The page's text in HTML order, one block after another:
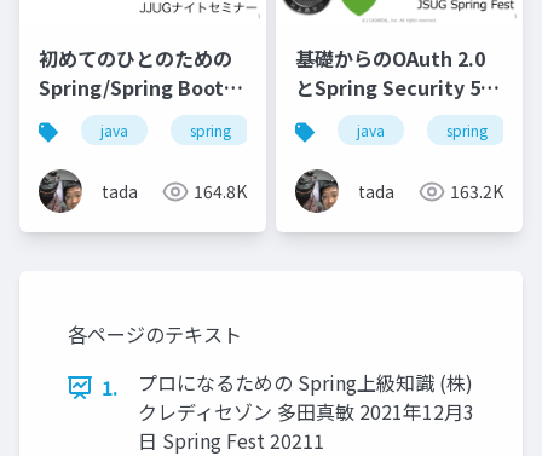
初めてのひとのための
Spring/Spring Boot
#jjug
java spring spring-boot
tada 164.8K
基礎からのOAuth 2.0
とSpring Security 5.1
による実装 #jsug
java spring
tada 163.2K
各ページのテキスト
1.
プロになるための Spring上級知識 (株)
クレディセゾン 多田真敏 2021年12月3
日 Spring Fest 20211